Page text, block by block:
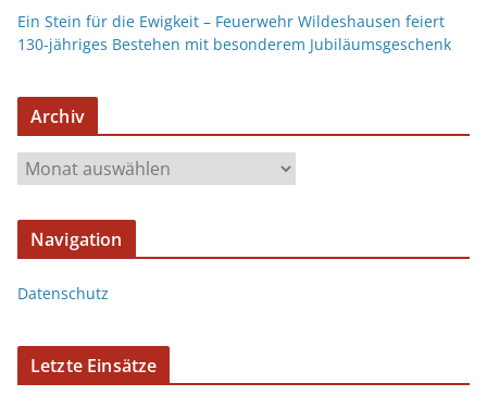
Ein Stein für die Ewigkeit – Feuerwehr Wildeshausen feiert
130-jähriges Bestehen mit besonderem Jubiläumsgeschenk
Archiv
Navigation
Datenschutz
Letzte Einsätze